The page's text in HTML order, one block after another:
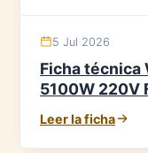
5 Jul 2026
Ficha técnica
5100W 220V
Leer la ficha